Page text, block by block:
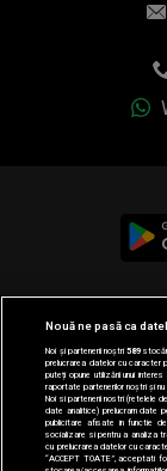
© 2019-2026
Nouă ne pasă ca
Noi și partenerii noștri589
prelucrarea datelor cu caracter
puteți opune utilizării unui
raportate partenerilor noștri și
Noi si partenerii nostri (retelele
date analitice) prelucram date
publicitare afisate in functie
socializare si pentru a analiza
cu prelucrarea datelor cu
“ACCEPT TOATE”, acceptati